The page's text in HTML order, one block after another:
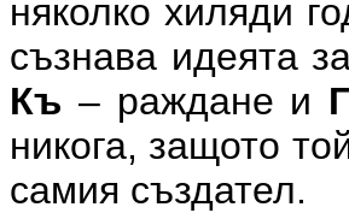
няколко хиляди
съзнава идеята
Къ – раждане и
никога, защото
самия създател.